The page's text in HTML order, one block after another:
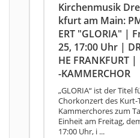
Kirchenmusik
kfurt am Main:
ERT "GLORIA" |
25, 17:00 Uhr |
HE FRANKFURT
-KAMMERCHOR
„GLORIA“ ist der Titel
Chorkonzert des Kurt-
Kammerchores zum
Einheit am Freitag,
17:00 Uhr, i ...